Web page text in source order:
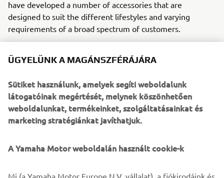
have developed a number of accessories that are
designed to suit the different lifestyles and varying
requirements of a broad spectrum of customers.
with those Yamaha Genuine Accessories that focus on
grips and a comfort seat - as well as a high screen, engine
protectors and more.
Riders looking to enhance the bike's sport touring
system that gives the twin-cylinder crossplane engine a
ÜGYELÜNK A MAGÁNSZFÉRÁJÁRA
Sütiket használunk, amelyek segíti weboldalunk
látogatóinak megértését, melynek köszönhetően
weboldalunkat, termékeinket, szolgáltatásainkat és
marketing stratégiánkat javíthatjuk.
A Yamaha Motor weboldalán használt cookie-k
Mi (a Yamaha Motor Europe N.V. vállalat), a fiókirodáink és